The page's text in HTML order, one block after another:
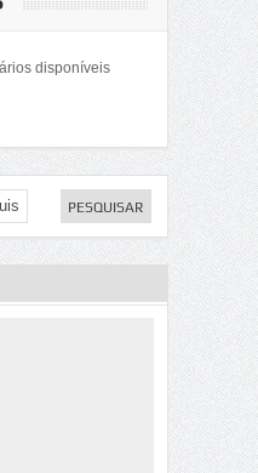
disponíveis